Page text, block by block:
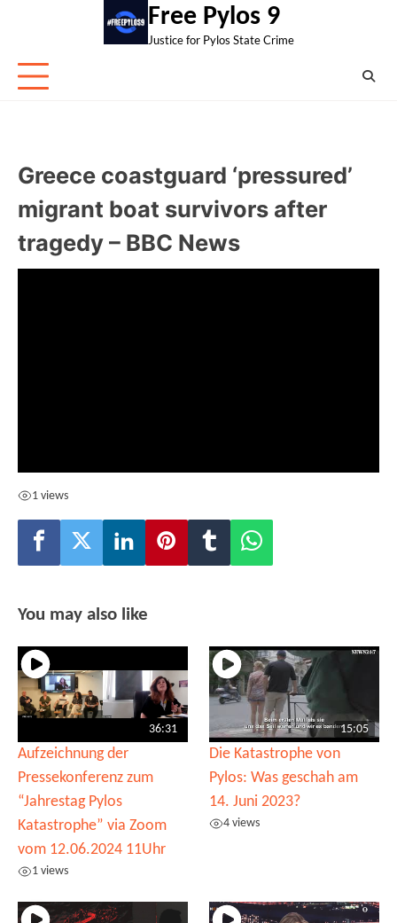
Free Pylos 9
Justice for Pylos State Crime
Greece coastguard ‘pressured’
migrant boat survivors after
tragedy – BBC News
1 views
You may also like
36:31
Aufzeichnung der
Pressekonferenz zum
“Jahrestag Pylos
Katastrophe” via Zoom
vom 12.06.2024 11Uhr
1 views
15:05
Die Katastrophe von
Pylos: Was geschah am
14. Juni 2023?
4 views